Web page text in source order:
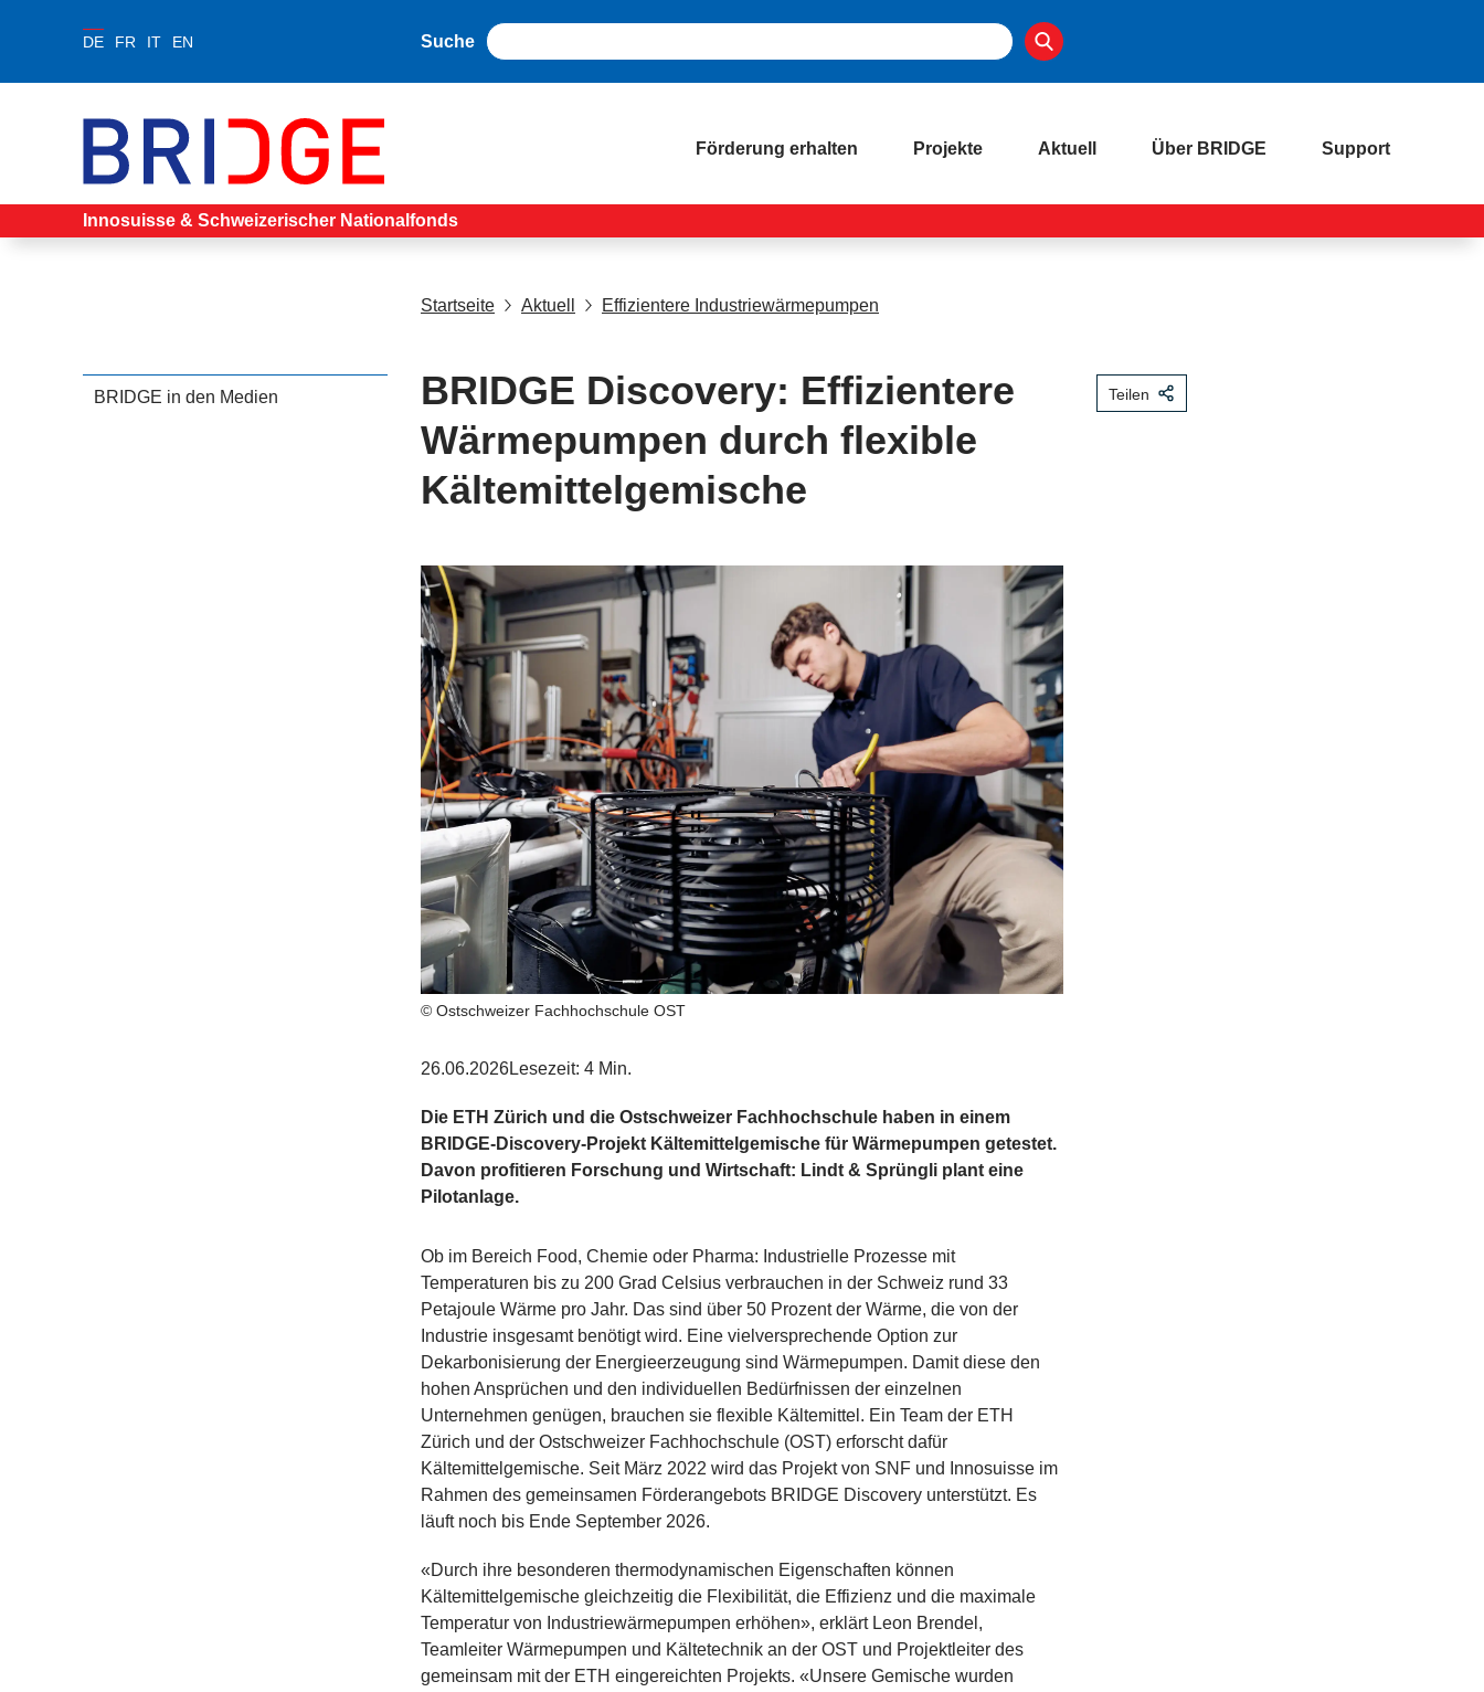
DE FR IT EN Suche
Förderung erhalten Projekte Aktuell Über BRIDGE Support
Innosuisse & Schweizerischer Nationalfonds
Startseite Aktuell Effizientere Industriewärmepumpen
BRIDGE in den Medien
BRIDGE Discovery: Effizientere
Wärmepumpen durch flexible
Kältemittelgemische
© Ostschweizer Fachhochschule OST
26.06.2026Lesezeit: 4 Min.
Die ETH Zürich und die Ostschweizer Fachhochschule haben in einem
BRIDGE-Discovery-Projekt Kältemittelgemische für Wärmepumpen getestet.
Davon profitieren Forschung und Wirtschaft: Lindt & Sprüngli plant eine
Pilotanlage.
Ob im Bereich Food, Chemie oder Pharma: Industrielle Prozesse mit
Temperaturen bis zu 200 Grad Celsius verbrauchen in der Schweiz rund 33
Petajoule Wärme pro Jahr. Das sind über 50 Prozent der Wärme, die von der
Industrie insgesamt benötigt wird. Eine vielversprechende Option zur
Dekarbonisierung der Energieerzeugung sind Wärmepumpen. Damit diese den
hohen Ansprüchen und den individuellen Bedürfnissen der einzelnen
Unternehmen genügen, brauchen sie flexible Kältemittel. Ein Team der ETH
Zürich und der Ostschweizer Fachhochschule (OST) erforscht dafür
Kältemittelgemische. Seit März 2022 wird das Projekt von SNF und Innosuisse im
Rahmen des gemeinsamen Förderangebots BRIDGE Discovery unterstützt. Es
läuft noch bis Ende September 2026.
«Durch ihre besonderen thermodynamischen Eigenschaften können
Kältemittelgemische gleichzeitig die Flexibilität, die Effizienz und die maximale
Temperatur von Industriewärmepumpen erhöhen», erklärt Leon Brendel,
Teamleiter Wärmepumpen und Kältetechnik an der OST und Projektleiter des
gemeinsam mit der ETH eingereichten Projekts. «Unsere Gemische wurden
Teilen